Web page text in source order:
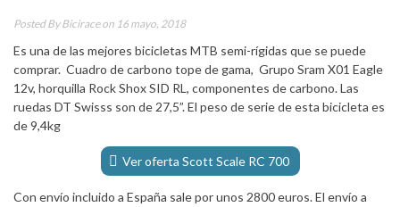
Posted ByBiciraceon 16 mayo, 2018
Es una de las mejores bicicletas MTB semi-rígidas que se puede
comprar. Cuadro de carbono tope de gama, Grupo Sram X01 Eagle
12v, horquilla Rock Shox SID RL, componentes de carbono. Las
ruedas DT Swisss son de 27,5”. El peso de serie de esta bicicleta es
de 9,4kg
Ver oferta Scott Scale RC 700
Con envío incluido a España sale por unos 2800 euros. El envío a